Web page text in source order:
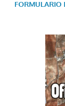
FORMULARIO